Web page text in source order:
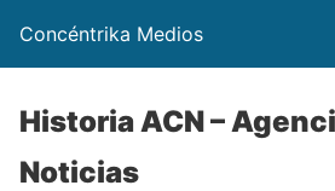
Concéntrika Medios
Historia ACN –
Noticias